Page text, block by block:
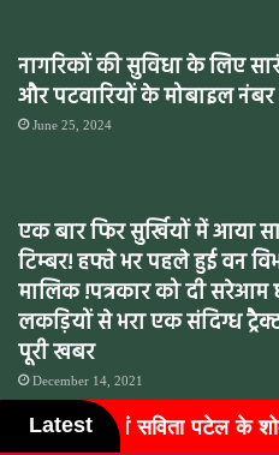
नागरिकों की सुविधा के लिए
और पटवारियों के मोबाइल नंबर
June 25, 2024
एक बार फिर सुर्खियों में आया
टिम्बर! हफ्ते भर पहले हुई वन
मालिक !पत्रकार को दी
लकड़ियों से भरा एक संदिग्ध
पूरी खबर
December 14, 2021
Latest
शोकसभा में शामिल हुए विधायकग...